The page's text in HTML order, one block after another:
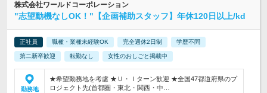
株式会社ワールドコーポレーション
"志望動機なしOK！"【企画補助スタッフ】年休120日以上/kd
正社員 職種・業種未経験OK 完全週休2日制 学歴不問
第二新卒歓迎 転勤なし 女性のおしごと掲載中
勤務地
★希望勤務地を考慮 ★Ｕ・Ｉターン歓迎 ★全国47都道府県のプ
ロジェクト先(首都圏・東北・関西・中…